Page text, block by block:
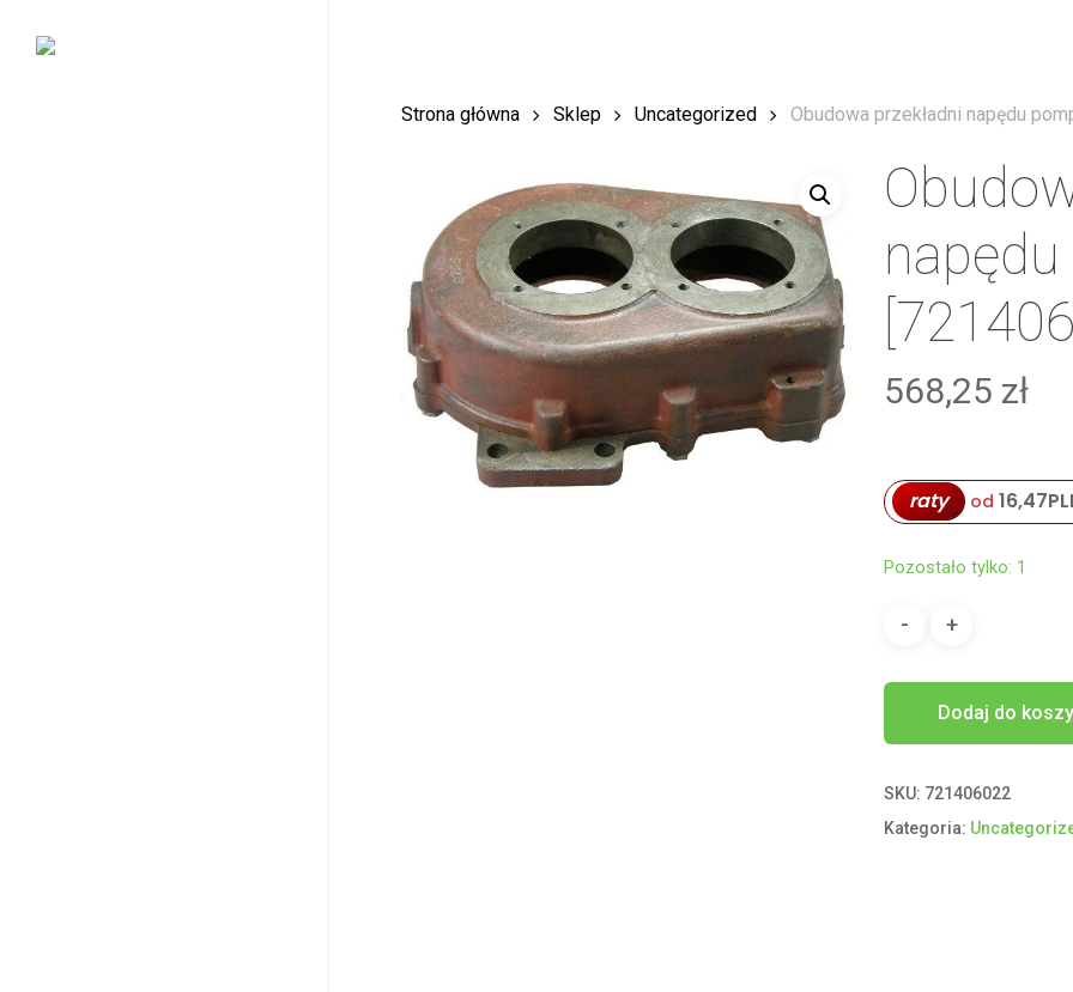
Strona główna Sklep Uncategorized Obudowa przekładni napędu
568,25 zł
raty od 16,47
Pozostało tylko: 1
Dodaj do
SKU: 721406022
Kategoria: